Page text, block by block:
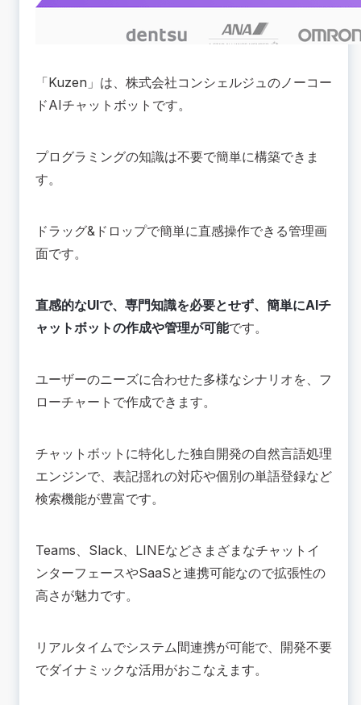
「Kuzen 」は、株式会社コンシェルジュのノーコー
ドAIチャットボットです。
プログラミングの知識は不要で簡単に構築できま
す。
ドラッグ&ドロップで簡単に直感操作できる管理画
面です。
直感的なUIで、専門知識を必要とせず、簡単にAIチ
ャットボットの作成や管理が可能です。
ユーザーのニーズに合わせた多様なシナリオを、フ
ローチャートで作成できます。
チャットボットに特化した独自開発の自然言語処理
エンジンで、表記揺れの対応や個別の単語登録など
検索機能が豊富です。
Teams、Slack、LINEなどさまざまなチャットイ
ンターフェースやSaaSと連携可能なので拡張性の
高さが魅力です。
リアルタイムでシステム間連携が可能で、開発不要
でダイナミックな活用がおこなえます。